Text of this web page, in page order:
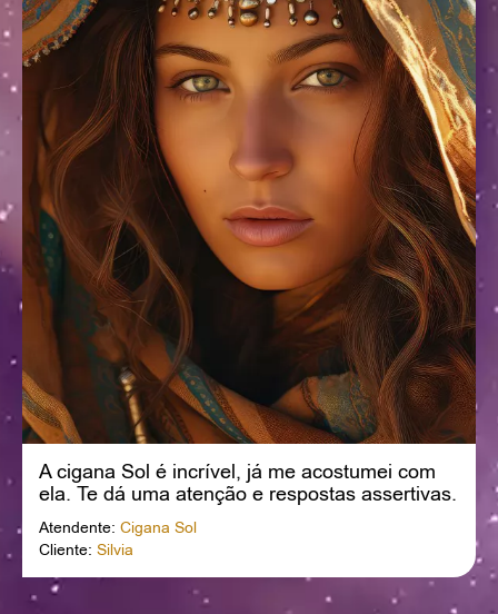
A cigana Sol é incrível, já me acostumei com
ela. Te dá uma atenção e respostas assertivas.
Obrigada querida.
Atendente: Cigana Sol
Cliente: Silvia